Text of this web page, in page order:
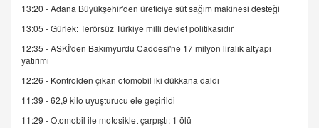
DR. EKREM ASLAN
Gerçek Ne, Algı Ne? "Beraber Yürüyoruz"
Cümlesinin Peşinden
GÖNÜL MENEKŞE
Şifacının Yolu
04.11.2025 12:56
13:20 -Adana Büyükşehir'den üreticiye süt sağım makinesi desteği
13:05 -Gürlek: Terörsüz Türkiye milli devlet politikasıdır
12:35 -ASKİ'den Bakımyurdu Caddesi'ne 17 milyon liralık altyapı
yatırımı
12:26 - Kontrolden çıkan otomobil iki dükkana daldı
11:39 -62,9 kilo uyuşturucu ele geçirildi
11:29 -Otomobil ile motosiklet çarpıştı: 1 ölü